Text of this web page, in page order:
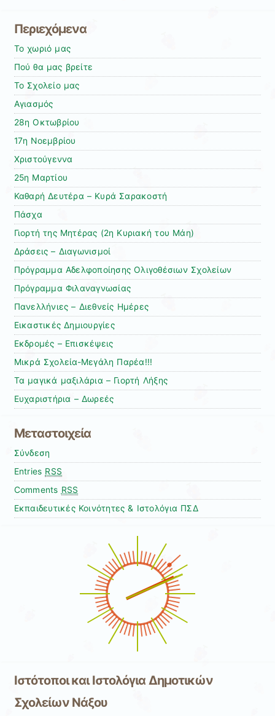
Περιεχόμενα
Το χωριό μας
Πού θα μας βρείτε
Το Σχολείο μας
Αγιασμός
28η Οκτωβρίου
17η Νοεμβρίου
Χριστούγεννα
25η Μαρτίου
Καθαρή Δευτέρα – Κυρά Σαρακοστή
Πάσχα
Γιορτή της Μητέρας (2η Κυριακή του Μάη)
Δράσεις – Διαγωνισμοί
Πρόγραμμα Αδελφοποίησης Ολιγοθέσιων Σχολείων
Πρόγραμμα Φιλαναγνωσίας
Πανελλήνιες – Διεθνείς Ημέρες
Εικαστικές Δημιουργίες
Εκδρομές – Επισκέψεις
Μικρά Σχολεία-Μεγάλη Παρέα!!!
Τα μαγικά μαξιλάρια – Γιορτή Λήξης
Ευχαριστήρια – Δωρεές
Μεταστοιχεία
Σύνδεση
Entries RSS
Comments RSS
Εκπαιδευτικές Κοινότητες & Ιστολόγια ΠΣΔ
Ιστότοποι και Ιστολόγια Δημοτικών
Σχολείων Νάξου